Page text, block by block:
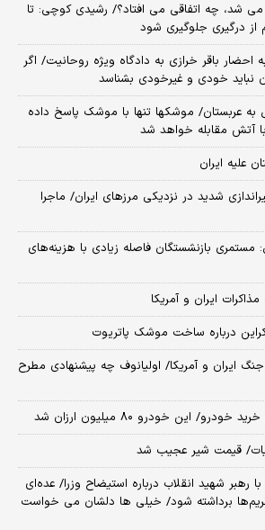
شد، چه اتفاقی می افتاد؟/ رشیدی کوچی: تا
درگیری جلوگیری شود
احضار باقر خرازی به دادگاه ویژه روحانیت/ اگر
نباید خودی و غیرخودی بشناسد
به عربستان/ موشکها تنها با موشک پاسخ داده
آتش مقابله خواهد شد
علیه ایران
شدید در نزدیکی مرز‌های ایران/ ماجرا
مستمری بازنشستگان فاصله زیادی با هزینه‌های
ایران و آمریکا
درباره ساخت موشک پاتریوت
ایران و آمریکا/ اولیانوف چه پیشنهادی مطرح
این خودرو ۸۰ میلیون ارزان شد
قیمت شیر عجیب شد
رهبر شهید انقلاب درباره استیضاح وزرا/ عده‌ای
برداشته شود/ خیلی ها دلشان می خواست